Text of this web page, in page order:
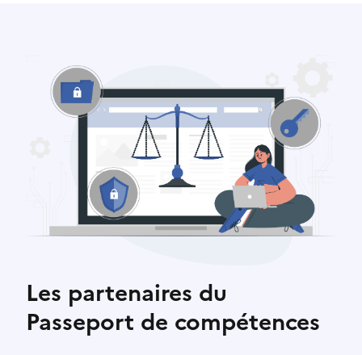
Les partenaires du
Passeport de compétences